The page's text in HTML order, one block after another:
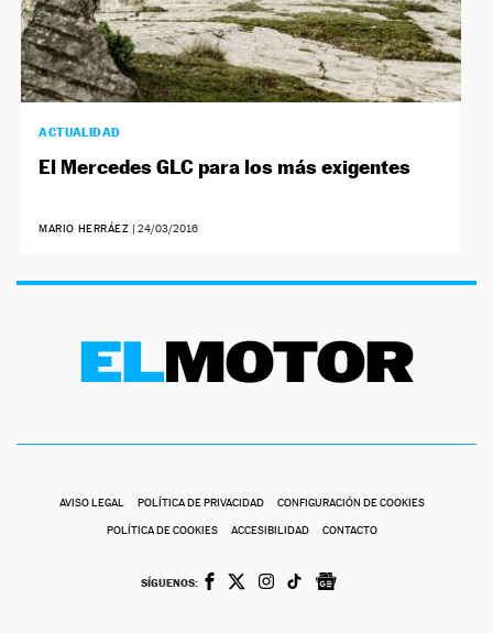
ACTUALIDAD
El Mercedes GLC para los más exigentes
MARIO HERRÁEZ 24/03/2016
AVISO LEGAL POLÍTICA DE PRIVACIDAD CONFIGURACIÓN DE COOKIES
POLÍTICA DE COOKIES ACCESIBILIDAD CONTACTO
SÍGUENOS: